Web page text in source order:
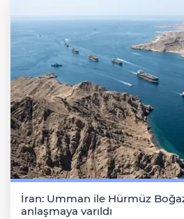
İran: Umman ile Hürmüz
anlaşmaya varıldı